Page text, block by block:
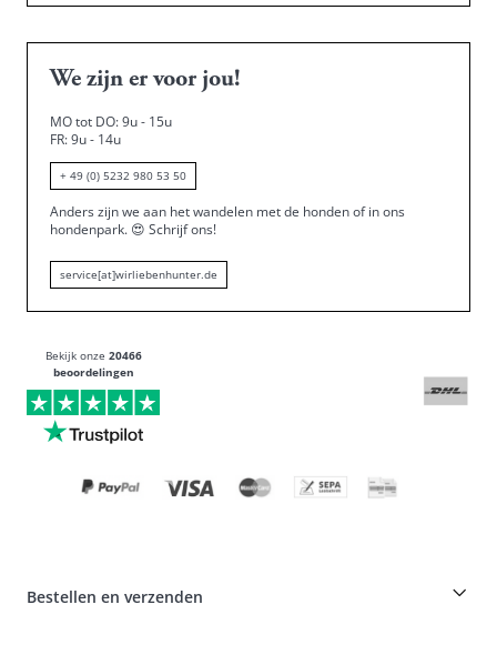
We zijn er voor jou!
MO tot DO: 9u - 15u
FR: 9u - 14u
+ 49 (0) 5232 980 53 50
Anders zijn we aan het wandelen met de honden of in ons
hondenpark. 😍 Schrijf ons!
service[at]wirliebenhunter.de
Bekijk onze 20466
beoordelingen
Bestellen en verzenden